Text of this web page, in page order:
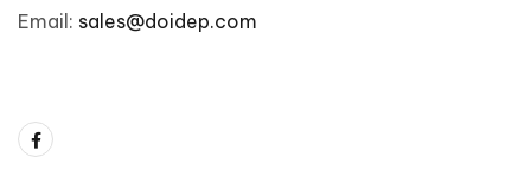
Email: sales@doidep.com